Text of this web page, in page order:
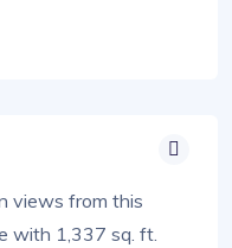
views from this
with 1,337 sq. ft.